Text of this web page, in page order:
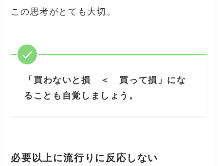
この思考がとても大切。
「 買わないと損 ＜ 買って損」 にな
ることも自覚しましょう。
必要以上に流行りに反応しない